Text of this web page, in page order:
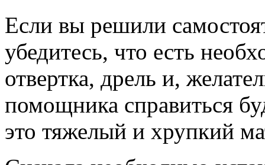
Если вы решили
убедитесь, что есть
отвертка, дрель и,
помощника справиться
это тяжелый и хрупкий